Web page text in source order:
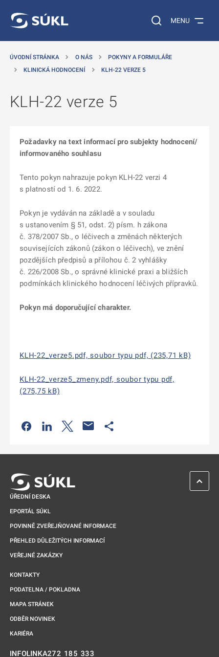
Vyhledávání na
MENU
ÚVODNÍ STRÁNKA O NÁS
POKYNY A FORMULÁŘE
KLINICKÁ HODNOCENÍ
KLH-22 VERZE 5
KLH-22 verze 5
Požadavky na text informací pro subjekty hodnocení/
informovaného souhlasu
Tento pokyn nahrazuje pokyn KLH-22 verzi 4
s platností od 1. 6. 2022.
Pokyn je vydáván na základě a v souladu
s ustanovením § 51, odst. 2) písm. h zákona
č. 378/2007 Sb., o léčivech a změnách některých
souvisejících zákonů (zákon o léčivech), ve znění
pozdějších předpisů a přílohou č. 2 vyhlášky
č. 226/2008 Sb., o správné klinické praxi a bližších
podmínkách klinického hodnocení léčivých přípravků.
Pokyn má doporučující charakter.
KLH-22_verze5.pdf, soubor typu pdf, (235,71 kB)
KLH-22_verze5_zmeny.pdf, soubor typu pdf,
(275,75 kB)
Odkaz se otevře na nové kartě
Odkaz se otevře na nové kartě
Odkaz se otevře na nové kartě
ÚŘEDNÍ DESKA
EPORTÁL SÚKL
POVINNĚ ZVEŘEJŇOVANÉ INFORMACE
PŘEHLED DŮLEŽITÝCH INFORMACÍ
VEŘEJNÉ ZAKÁZKY
KONTAKTY
PODATELNA / POKLADNA
MAPA STRÁNEK
ODBĚR NOVINEK
KARIÉRA
INFOLINKA272 185 333
ZPĚT